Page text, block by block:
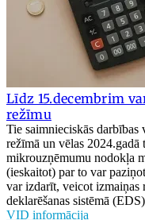
Līdz 15.decembrim
režīmu
Tie saimnieciskās
režīmā un vēlas
mikrouzņēmumu nodokļa
(ieskaitot) par to var
var izdarīt, veicot izmaiņas
deklarēšanas sistēmā
VID informācija